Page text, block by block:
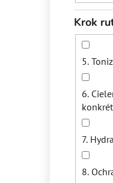
Krok
5.
6.
7.
8.